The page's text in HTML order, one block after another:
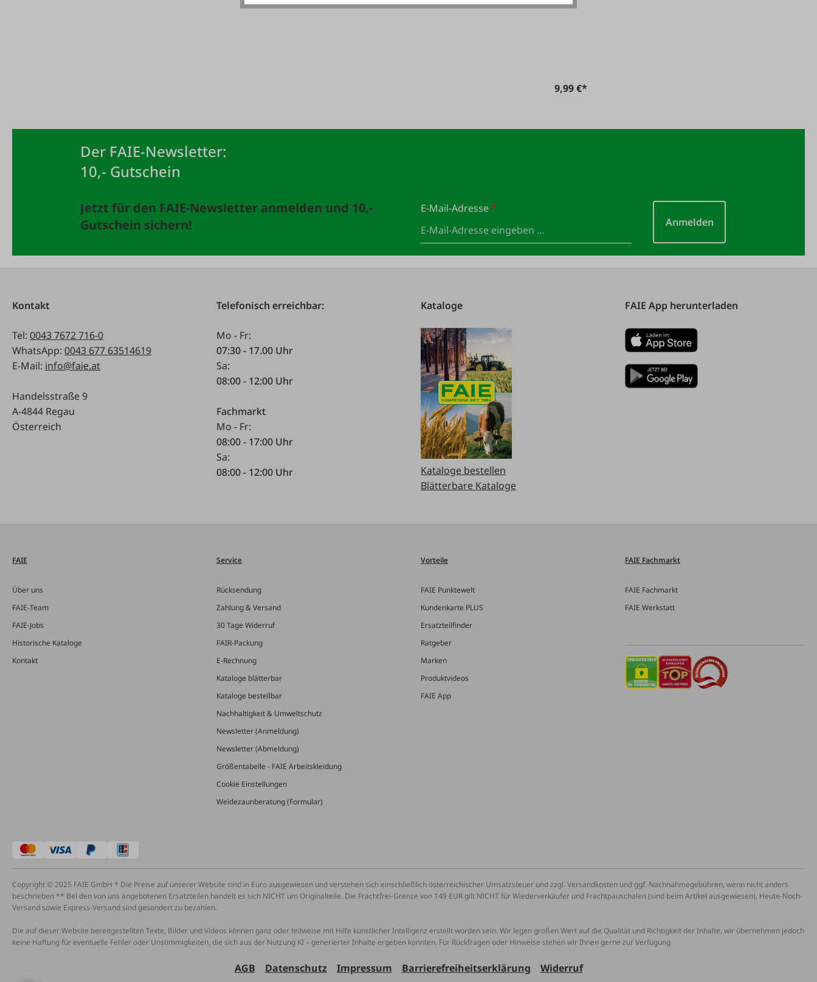
9,99 €*
Der FAIE-Newsletter:
10,- Gutschein
Jetzt für den FAIE-Newsletter anmelden und 10,-
Gutschein sichern!
E-Mail-Adresse*
Anmelden
Kontakt
Tel: 0043 7672 716-0
WhatsApp: 0043 677 63514619
E-Mail: info@faie.at
Handelsstraße 9
A-4844 Regau
Österreich
Telefonisch erreichbar:
Mo - Fr:
07:30 - 17.00 Uhr
Sa:
08:00 - 12:00 Uhr
Fachmarkt
Mo - Fr:
08:00 - 17:00 Uhr
Sa:
08:00 - 12:00 Uhr
Kataloge
Kataloge bestellen
Blätterbare Kataloge
FAIE App herunterladen
FAIE
Über uns
FAIE-Team
FAIE-Jobs
Historische Kataloge
Kontakt
Service
Rücksendung
Zahlung & Versand
30 Tage Widerruf
FAIR-Packung
E-Rechnung
Kataloge blätterbar
Kataloge bestellbar
Nachhaltigkeit & Umweltschutz
Newsletter (Anmeldung)
Newsletter (Abmeldung)
Größentabelle - FAIE Arbeitskleidung
Cookie Einstellungen
Weidezaunberatung (Formular)
Vorteile
FAIE Punktewelt
Kundenkarte PLUS
Ersatzteilfinder
Ratgeber
Marken
Produktvideos
FAIE App
FAIE Fachmarkt
FAIE Fachmarkt
FAIE Werkstatt
Copyright © 2025 FAIE GmbH * Die Preise auf unserer Website sind in Euro ausgewiesen und verstehen sich einschließlich österreichischer Umsatzsteuer und zzgl. Versandkosten und ggf. Nachnahmegebühren, wenn nicht anders
beschrieben ** Bei den von uns angebotenen Ersatzteilen handelt es sich NICHT um Originalteile. Die Frachtfrei-Grenze von 149 EUR gilt NICHT für Wiederverkäufer und Frachtpauschalen (sind beim Artikel ausgewiesen), Heute-Noch-
Versand sowie Express-Versand sind gesondert zu bezahlen.
Die auf dieser Website bereitgestellten Texte, Bilder und Videos können ganz oder teilweise mit Hilfe künstlicher Intelligenz erstellt worden sein. Wir legen großen Wert auf die Qualität und Richtigkeit der Inhalte, wir übernehmen jedoch
keine Haftung für eventuelle Fehler oder Unstimmigkeiten, die sich aus der Nutzung KI – generierter Inhalte ergeben könnten. Für Rückfragen oder Hinweise stehen wir Ihnen gerne zur Verfügung
AGB Datenschutz Impressum Barrierefreiheitserklärung Widerruf